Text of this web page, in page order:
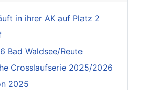
in ihrer AK auf Platz 2
Bad Waldsee/Reute
Crosslaufserie 2025/2026
2025